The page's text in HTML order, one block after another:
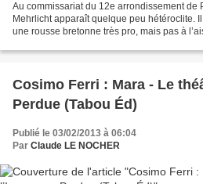
Au commissariat du 12e arrondissement de
Mehrlicht apparaît quelque peu hétéroclite.
une rousse bretonne très pro, mais pas à
Cosimo Ferri : Mara - Le
Perdue (Tabou Éd)
Publié le 03/02/2013 à 06:04
Par Claude LE NOCHER